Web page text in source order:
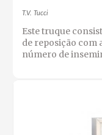
T.V. Tucci
Este truque
de reposição com
número de